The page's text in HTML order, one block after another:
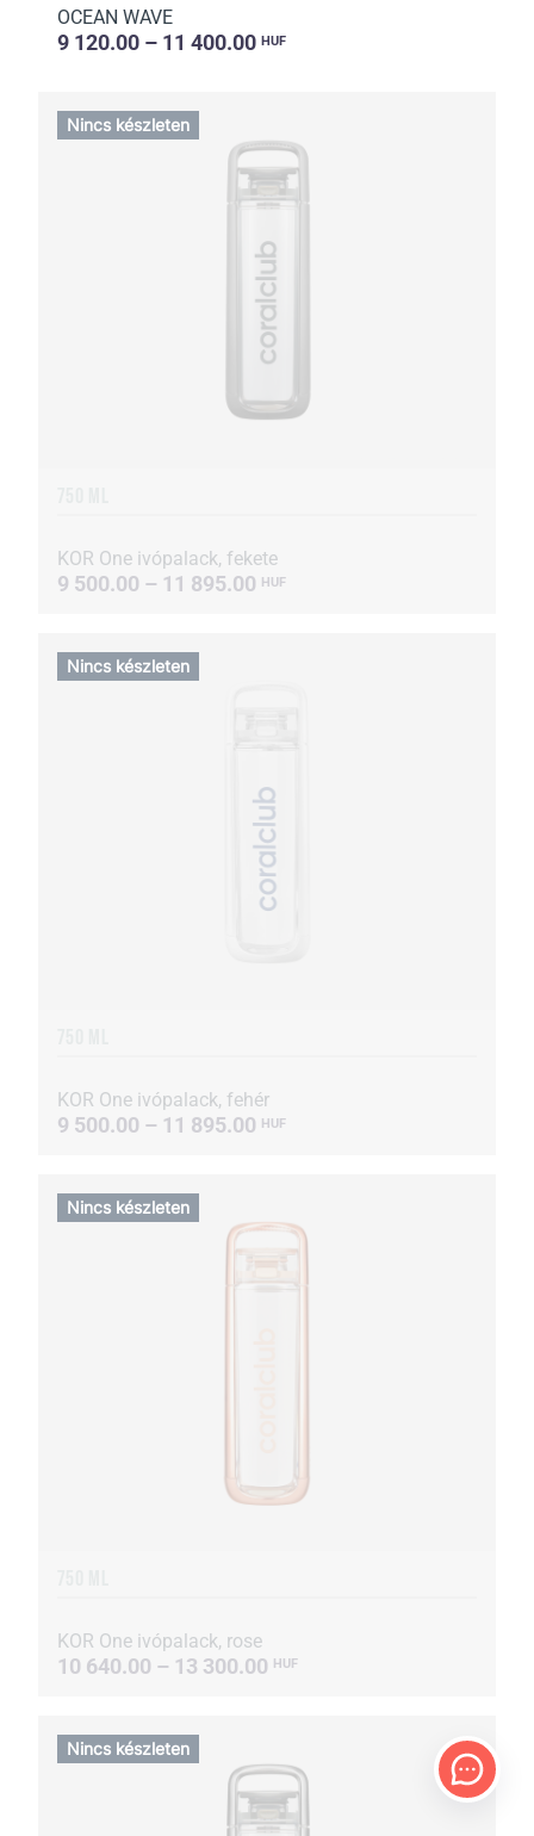
OCEAN WAVE
9 120.00 – 11 400.00 HUF
KOR One ivópalack, fekete
9 500.00 – 11 895.00 HUF
Nincs készleten
KOR One ivópalack, fehér
9 500.00 – 11 895.00 HUF
Nincs készleten
KOR One ivópalack, rose
10 640.00 – 13 300.00 HUF
Nincs készleten
Nincs készleten